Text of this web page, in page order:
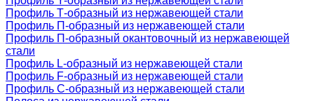
Профиль Т-образный из нержавеющей стали
Профиль П-образный из нержавеющей стали
Профиль П-образный окантовочный из нержавеющей
стали
Профиль L-образный из нержавеющей стали
Профиль F-образный из нержавеющей стали
Профиль C-образный из нержавеющей стали